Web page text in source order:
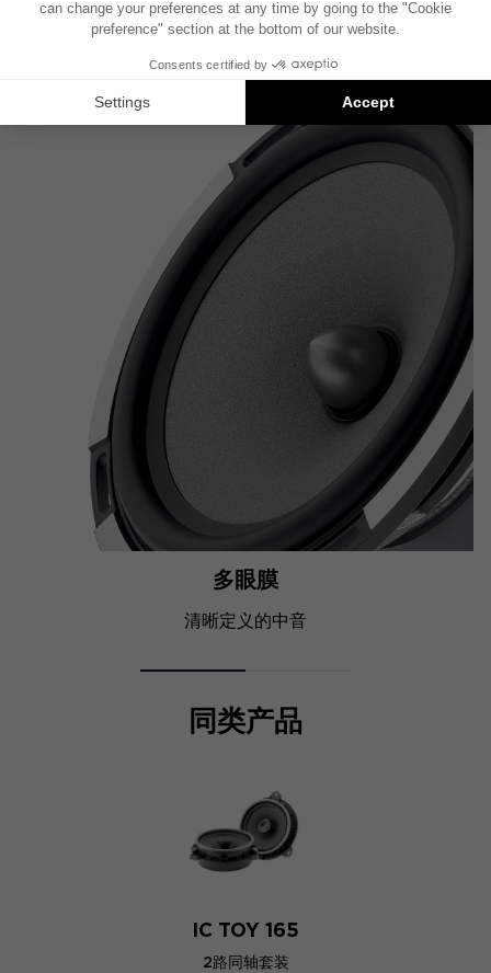
用户手册 产品资料表 FOCAL INSIDE 目录
多眼膜
清晰定义的中音
同类产品
IC TOY 165
2路同轴套装